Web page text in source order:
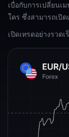
เบื่อกับการเปลี่ยนเ
ใคร ซึ่งสามารถเปิ
เปิดเทรดอย่างรวด
2
เครื่องมือ
สำหรับการ
เครื่องมือและตัว
และการูปแบบ ยก
03
ก้าวนำหน้
แนวโน้มของตลา
4
โหมดมัล
แพลตฟอร์มของเ
หลายอย่าง
05
เทรดได้ทุ
สมบูรณ์แ
แบบ เข้าถึงเครื่อ
ก้าวทันตลาดตลอด